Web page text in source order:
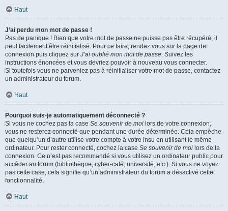
Haut
J’ai perdu mon mot de passe !
Pas de panique ! Bien que votre mot de passe ne puisse pas être récupéré, il
peut facilement être réinitialisé. Pour ce faire, rendez vous sur la page de
connexion puis cliquez sur J’ai oublié mon mot de passe. Suivez les
instructions énoncées et vous devriez pouvoir à nouveau vous connecter.
Si toutefois vous ne parveniez pas à réinitialiser votre mot de passe, contactez
un administrateur du forum.
Haut
Pourquoi suis-je automatiquement déconnecté ?
Si vous ne cochez pas la case Se souvenir de moi lors de votre connexion,
vous ne resterez connecté que pendant une durée déterminée. Cela empêche
que quelqu’un d’autre utilise votre compte à votre insu en utilisant le même
ordinateur. Pour rester connecté, cochez la case Se souvenir de moi lors de la
connexion. Ce n’est pas recommandé si vous utilisez un ordinateur public pour
accéder au forum (bibliothèque, cyber-café, université, etc.). Si vous ne voyez
pas cette case, cela signifie qu’un administrateur du forum a désactivé cette
fonctionnalité.
Haut